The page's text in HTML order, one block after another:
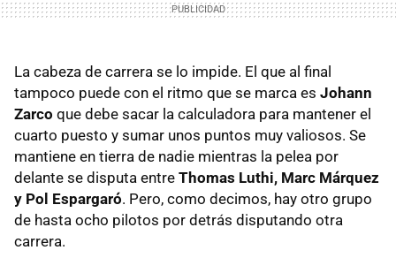
La cabeza de carrera se lo impide. El que al final
tampoco puede con el ritmo que se marca es Johann
Zarco que debe sacar la calculadora para mantener el
cuarto puesto y sumar unos puntos muy valiosos. Se
mantiene en tierra de nadie mientras la pelea por
delante se disputa entre Thomas Luthi, Marc Márquez
y Pol Espargaró. Pero, como decimos, hay otro grupo
de hasta ocho pilotos por detrás disputando otra
carrera.